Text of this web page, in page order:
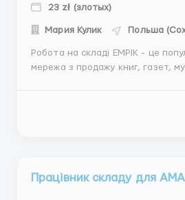
23 zł (злотых)
Мария Кулик Польша
Робота на складі EMPIK - це
мережа з продажу книг, газет,
Працівник складу для